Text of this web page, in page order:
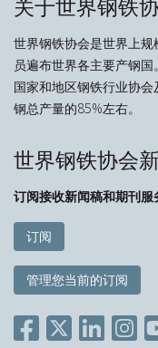
关于世界钢铁
世界钢铁协会是世界上
员遍布世界各主要产钢国
国家和地区钢铁行业协
钢总产量的85%左右。
世界钢铁协会
订阅接收新闻稿和期刊服
订阅
管理您当前的订阅